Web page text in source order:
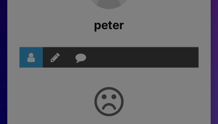
peter